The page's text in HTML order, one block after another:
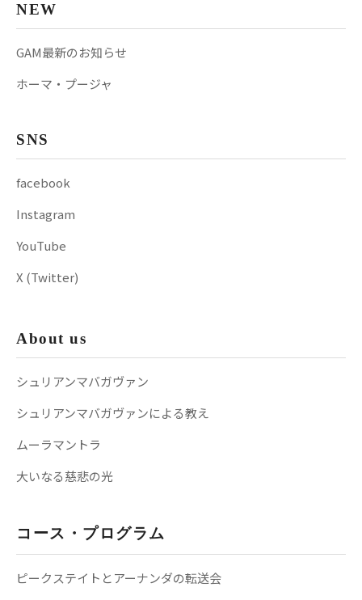
NEW
GAM最新のお知らせ
ホーマ・プージャ
SNS
facebook
Instagram
YouTube
X (Twitter)
About us
シュリアンマバガヴァン
シュリアンマバガヴァンによる教え
ムーラマントラ
大いなる慈悲の光
コース・プログラム
ピークステイトとアーナンダの転送会